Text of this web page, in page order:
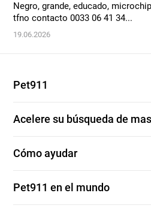
Negro, grande, educado,
tfno contacto 0033 06 41 34...
19.06.2026
Pet911
Acelere su búsqueda de
Cómo ayudar
Pet911 en el mundo